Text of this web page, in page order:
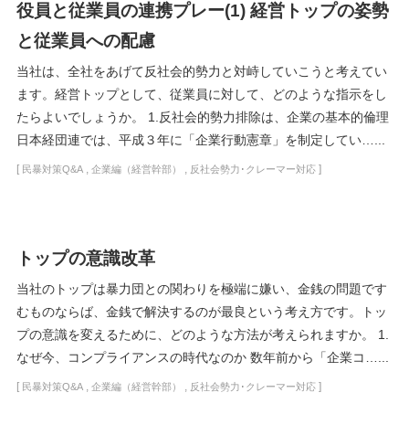
役員と従業員の連携プレー(1) 経営トップの姿勢
と従業員への配慮
当社は、全社をあげて反社会的勢力と対峙していこうと考えてい
ます。経営トップとして、従業員に対して、どのような指示をし
たらよいでしょうか。 1.反社会的勢力排除は、企業の基本的倫理
日本経団連では、平成３年に「企業行動憲章」を制定してい…...
[ 民暴対策Q&A, 企業編（経営幹部） , 反社会勢力･クレーマー対応]
トップの意識改革
当社のトップは暴力団との関わりを極端に嫌い、金銭の問題です
むものならば、金銭で解決するのが最良という考え方です。トッ
プの意識を変えるために、どのような方法が考えられますか。 1.
なぜ今、コンプライアンスの時代なのか 数年前から「企業コ…...
[ 民暴対策Q&A, 企業編（経営幹部） , 反社会勢力･クレーマー対応]